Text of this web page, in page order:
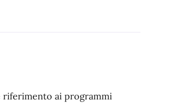
riferimento ai programmi